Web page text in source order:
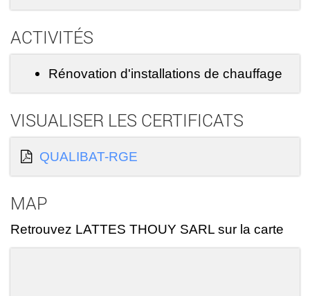
ACTIVITÉS
Rénovation d'installations de chauffage
VISUALISER LES CERTIFICATS
QUALIBAT-RGE
MAP
Retrouvez LATTES THOUY SARL sur la carte